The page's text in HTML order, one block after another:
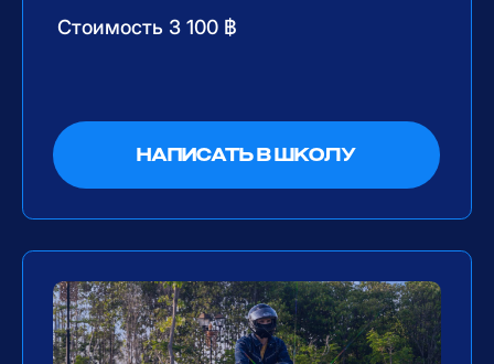
Азии. 6 лет опыта работы
мотоинструктором